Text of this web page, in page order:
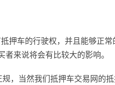
押车的行驶权，并且能够正
来说将会有比较大的影响。
，当然我们抵押车交易网的